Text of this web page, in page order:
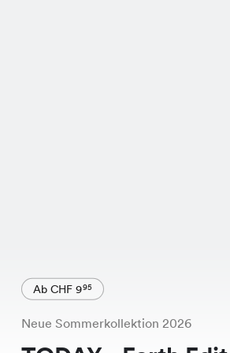
Ab CHF 995
Neue Sommerkollektion 2026